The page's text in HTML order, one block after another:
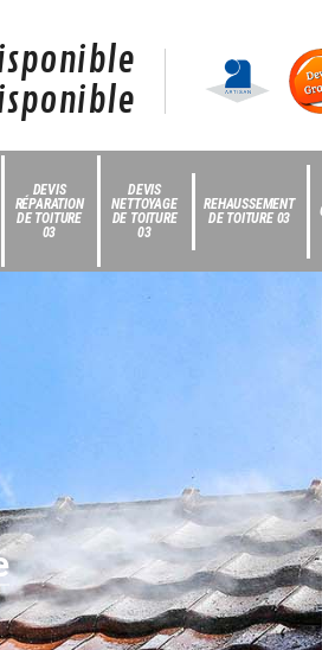
DEVIS
RÉPARATION
DE TOITURE
03
DEVIS
NETTOYAGE
DE TOITURE
03
REHAUSSEMENT
DE TOITURE 03